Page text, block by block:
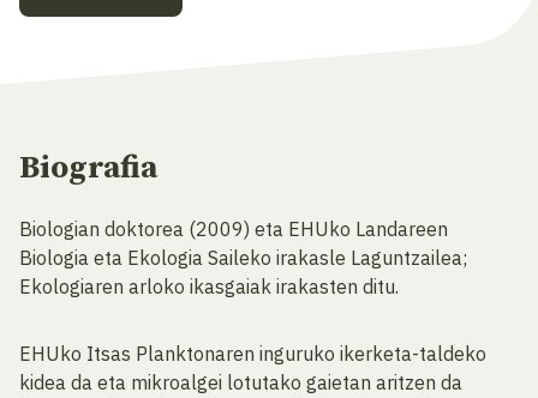
Biografia
Biologian doktorea (2009) eta EHUko Landareen
Biologia eta Ekologia Saileko irakasle Laguntzailea;
Ekologiaren arloko ikasgaiak irakasten ditu.
EHUko Itsas Planktonaren inguruko ikerketa-taldeko
kidea da eta mikroalgei lotutako gaietan aritzen da